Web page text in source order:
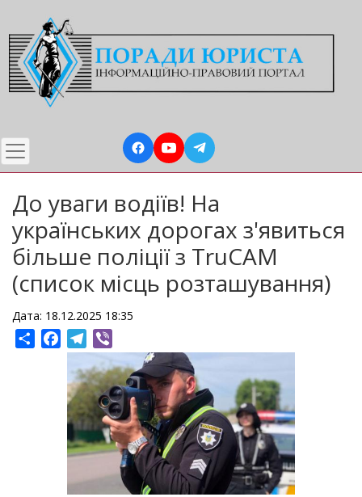
до
основного
вмісту
До уваги водіїв! На
українських дорогах з'явиться
більше поліції з TruCAM
(список місць розташування)
Дата: 18.12.2025 18:35
ShareFacebookTelegram